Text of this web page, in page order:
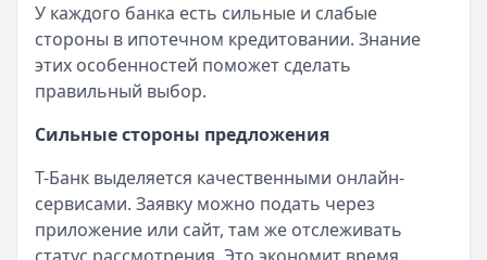
У каждого банка есть сильные и слабые
стороны в ипотечном кредитовании. Знание
этих особенностей поможет сделать
правильный выбор.
Сильные стороны предложения
Т-Банк выделяется качественными онлайн-
сервисами. Заявку можно подать через
приложение или сайт, там же отслеживать